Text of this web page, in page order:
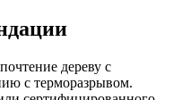
дереву с
с терморазрывом.